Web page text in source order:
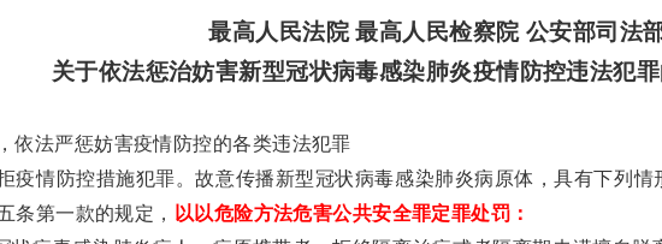
最高人民法院 最高人民检察院 公安部司法
关于依法惩治妨害新型冠状病毒感染肺炎疫情防控违法犯罪
依法严惩妨害疫情防控的各类违法犯罪
疫情防控措施犯罪。故意传播新型冠状病毒感染肺炎病原体，具有下列
条第一款的规定，
以以危险方法危害公共安全罪定罪处罚：